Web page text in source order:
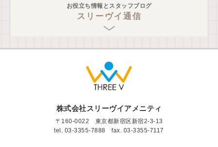
お役立ち情報とスタッフブログ
スリーヴイ通信
株式会社スリーヴイアメニティ
〒160-0022 東京都新宿区新宿2-3-13
tel. 03-3355-7888 fax. 03-3355-7117